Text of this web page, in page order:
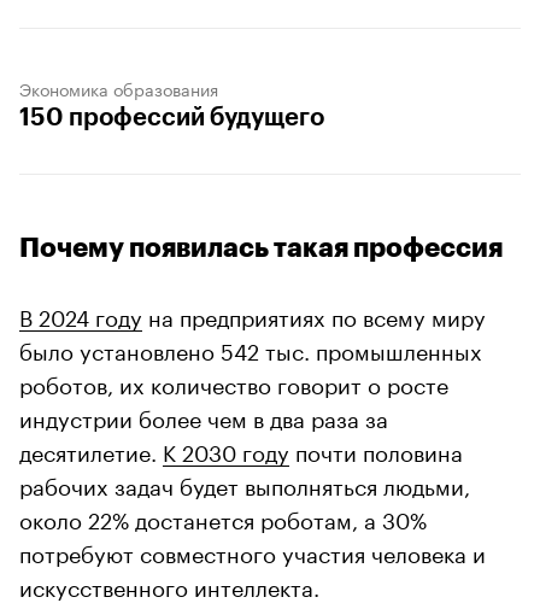
Экономика образования
150 профессий будущего
Почему появилась такая профессия
В 2024 году на предприятиях по всему миру
было установлено 542 тыс. промышленных
роботов, их количество говорит о росте
индустрии более чем в два раза за
десятилетие. К 2030 году почти половина
рабочих задач будет выполняться людьми,
около 22% достанется роботам, а 30%
потребуют совместного участия человека и
искусственного интеллекта.